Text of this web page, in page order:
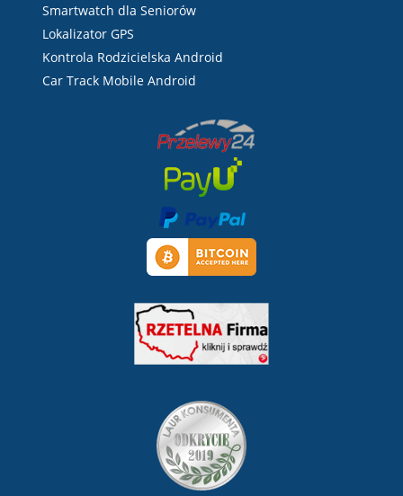
Smartwatch dla Seniorów
Lokalizator GPS
Kontrola Rodzicielska Android
Car Track Mobile Android